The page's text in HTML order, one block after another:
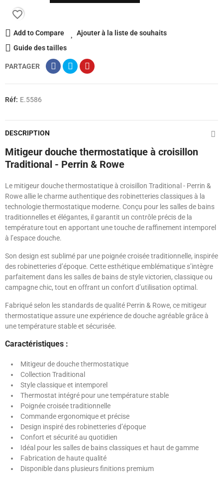
favorite_border
Add to Compare
Ajouter à la liste de souhaits
Guide des tailles
PARTAGER
Réf: E.5586
DESCRIPTION
Mitigeur douche thermostatique à croisillon
Traditional - Perrin & Rowe
Le mitigeur douche thermostatique à croisillon Traditional - Perrin &
Rowe allie le charme authentique des robinetteries classiques à la
technologie thermostatique moderne. Conçu pour les salles de bains
traditionnelles et élégantes, il garantit un contrôle précis de la
température tout en apportant une touche de raffinement intemporel
à l’espace douche.
Son design est sublimé par une poignée croisée traditionnelle, inspirée
des robinetteries d’époque. Cette esthétique emblématique s’intègre
parfaitement dans les salles de bains de style victorien, classique ou
campagne chic, tout en offrant un confort d’utilisation optimal.
Fabriqué selon les standards de qualité Perrin & Rowe, ce mitigeur
thermostatique assure une expérience de douche agréable grâce à
une température stable et sécurisée.
Caractéristiques :
Mitigeur de douche thermostatique
Collection Traditional
Style classique et intemporel
Thermostat intégré pour une température stable
Poignée croisée traditionnelle
Commande ergonomique et précise
Design inspiré des robinetteries d’époque
Confort et sécurité au quotidien
Idéal pour les salles de bains classiques et haut de gamme
Fabrication de haute qualité
Disponible dans plusieurs finitions premium